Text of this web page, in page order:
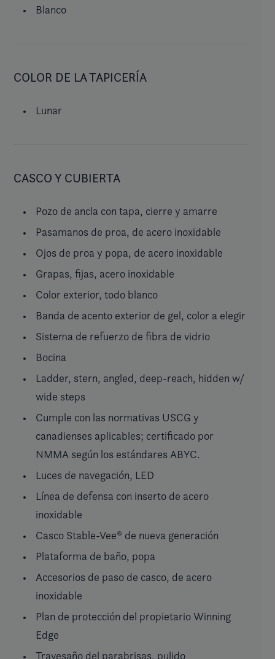
Blanco
COLOR DE LA TAPICERÍA
Lunar
CASCO Y CUBIERTA
Pozo de ancla con tapa, cierre y amarre
Pasamanos de proa, de acero inoxidable
Ojos de proa y popa, de acero inoxidable
Grapas, fijas, acero inoxidable
Color exterior, todo blanco
Banda de acento exterior de gel, color a elegir
Sistema de refuerzo de fibra de vidrio
Bocina
Ladder, stern, angled, deep-reach, hidden w/
wide steps
Cumple con las normativas USCG y
canadienses aplicables; certificado por
NMMA según los estándares ABYC.
Luces de navegación, LED
Línea de defensa con inserto de acero
inoxidable
Casco Stable-Vee® de nueva generación
Plataforma de baño, popa
Accesorios de paso de casco, de acero
inoxidable
Plan de protección del propietario Winning
Edge
Travesaño del parabrisas, pulido